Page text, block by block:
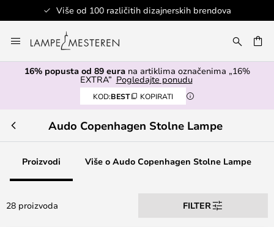
Više od 100 različitih dizajnerskih brendova
to
Content
16% popusta od 89 eurana artiklima označenima „16%
EXTRA” Pogledajte ponudu
KOD:BEST KOPIRATI
Audo Copenhagen Stolne Lampe
Proizvodi Više o Audo Copenhagen Stolne Lampe
28 proizvoda FILTER